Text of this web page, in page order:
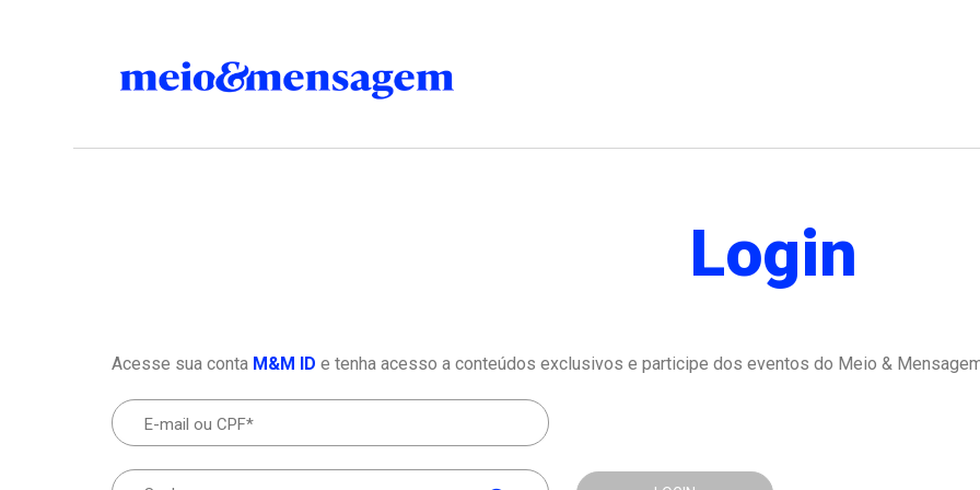
Login
Acesse sua conta M&M ID e tenha acesso a conteúdos exclusivos e participe dos eventos do Meio &